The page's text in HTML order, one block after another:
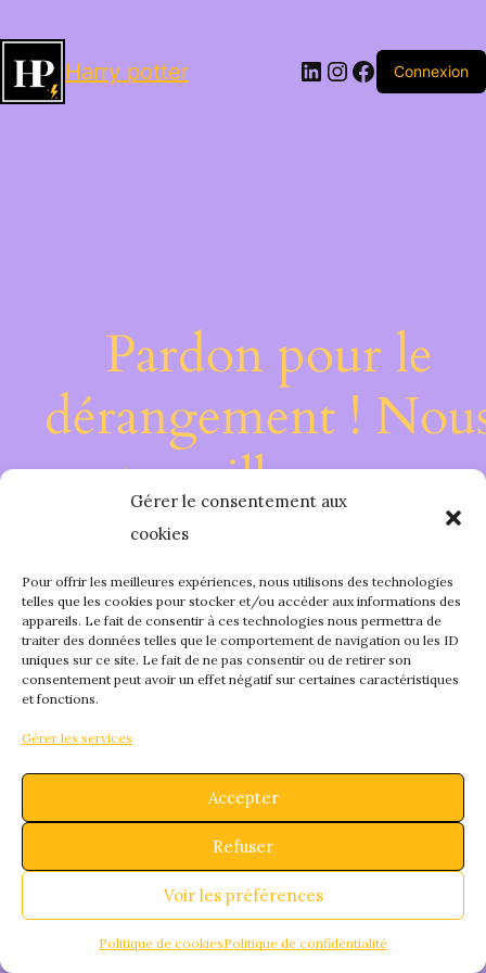
Gérer le consentement aux
cookies
Pour offrir les meilleures expériences, nous utilisons des technologies
telles que les cookies pour stocker et/ou accéder aux informations des
appareils. Le fait de consentir à ces technologies nous permettra de
traiter des données telles que le comportement de navigation ou les ID
uniques sur ce site. Le fait de ne pas consentir ou de retirer son
consentement peut avoir un effet négatif sur certaines caractéristiques
et fonctions.
Gérer les services
Accepter
Refuser
Voir les préférences
Politique de cookiesPolitique de confidentialité
Harry potter LinkedIn
Instagram
Facebook
Connexion
Pardon pour le
dérangement !
travaillons sur
quelque chose de
fantastique –
bientôt !